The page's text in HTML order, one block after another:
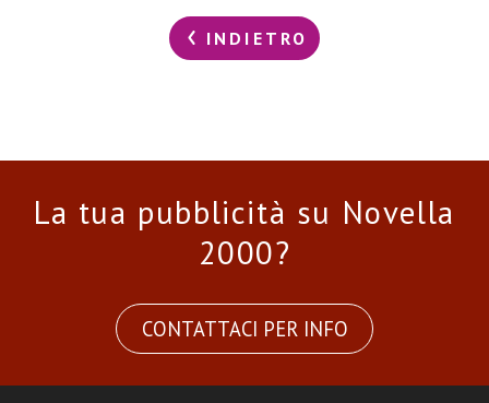
INDIETRO
La tua pubblicità su Novella
2000?
CONTATTACI PER INFO